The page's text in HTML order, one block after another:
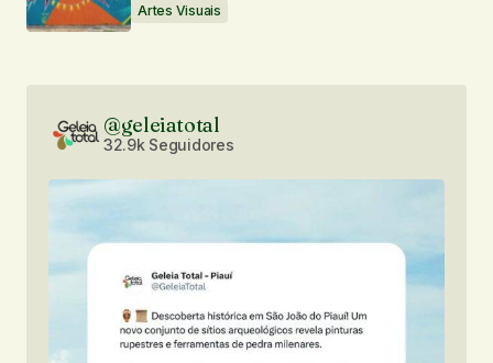
Artes Visuais
@geleiatotal
32.9k Seguidores